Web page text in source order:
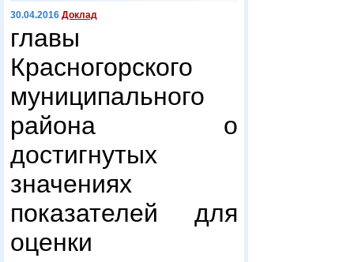
30.04.2016 Доклад
главы
Красногорского
муниципального
района о
достигнутых
значениях
показателей для
оценки